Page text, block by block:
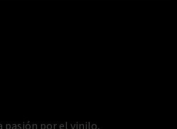
pasión por el vinilo,